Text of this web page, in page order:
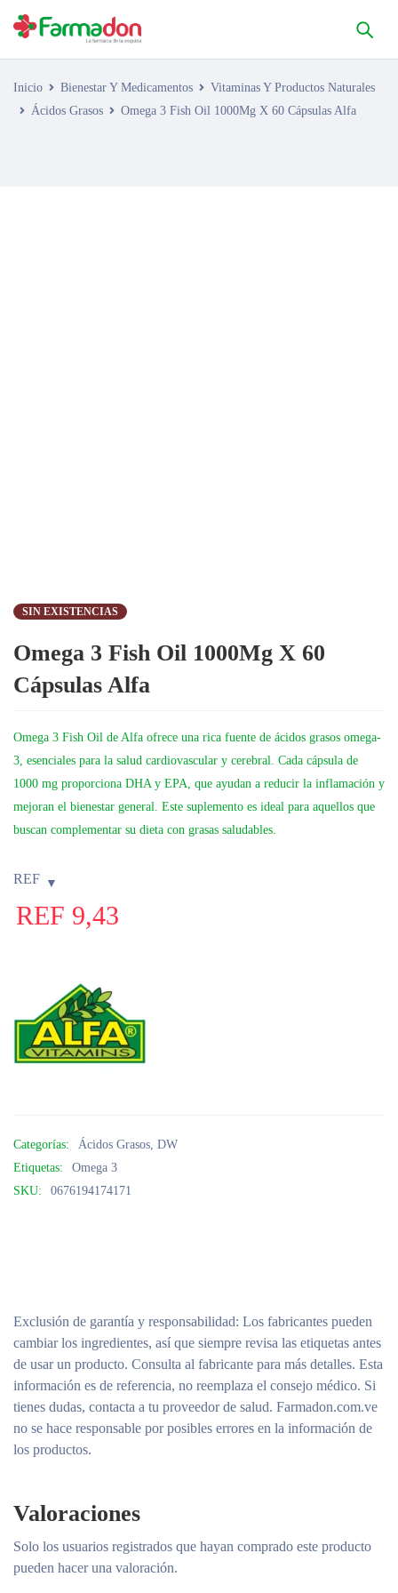
Inicio Bienestar Y Medicamentos
Vitaminas Y Productos Naturales
Ácidos Grasos
Omega 3 Fish Oil 1000Mg X 60 Cápsulas Alfa
SIN EXISTENCIAS
Omega 3 Fish Oil 1000Mg X 60
Cápsulas Alfa
Omega 3 Fish Oil de Alfa ofrece una rica fuente de ácidos grasos omega-
3, esenciales para la salud cardiovascular y cerebral. Cada cápsula de
1000 mg proporciona DHA y EPA, que ayudan a reducir la inflamación y
mejoran el bienestar general. Este suplemento es ideal para aquellos que
buscan complementar su dieta con grasas saludables.
REF
REF 9,43
Categorías: Ácidos Grasos, DW
Etiquetas:
Omega 3
SKU:
0676194174171
Exclusión de garantía y responsabilidad: Los fabricantes pueden
cambiar los ingredientes, así que siempre revisa las etiquetas antes
de usar un producto. Consulta al fabricante para más detalles. Esta
información es de referencia, no reemplaza el consejo médico. Si
tienes dudas, contacta a tu proveedor de salud. Farmadon.com.ve
no se hace responsable por posibles errores en la información de
los productos.
Valoraciones
Solo los usuarios registrados que hayan comprado este producto
pueden hacer una valoración.